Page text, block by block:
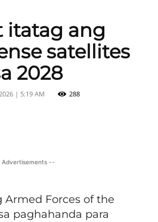
itatag ang
satellites
2028
| 5:19 AM 288
--
Armed Forces of the
paghahanda para